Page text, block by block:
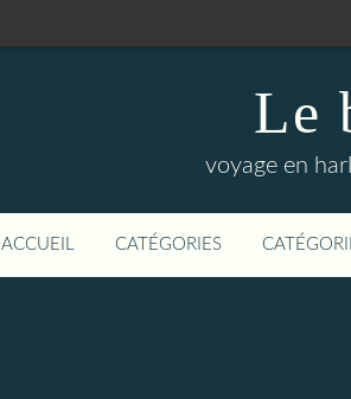
Le
voyage en
ACCUEIL CATÉGORIES